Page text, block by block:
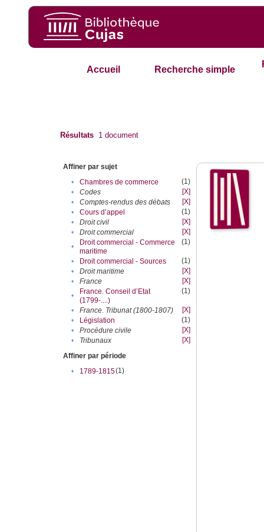
Accueil Recherche simple
Résultats 1 document
Affiner par sujet
•
Chambres de commerce
(1)
•
Codes
[X]
•
Comptes-rendus des débats
[X]
•
Cours d’appel
(1)
•
Droit civil
[X]
•
Droit commercial
[X]
•
Droit commercial - Commerce
maritime
(1)
• Droit commercial - Sources
(1)
•
Droit maritime
[X]
•
France
[X]
•
France. Conseil d’Etat
(1799-....)
(1)
• France. Tribunat (1800-1807)
[X]
•
Législation
(1)
•
Procédure civile
[X]
•
Tribunaux
[X]
Affiner par période
•
1789-1815(1)